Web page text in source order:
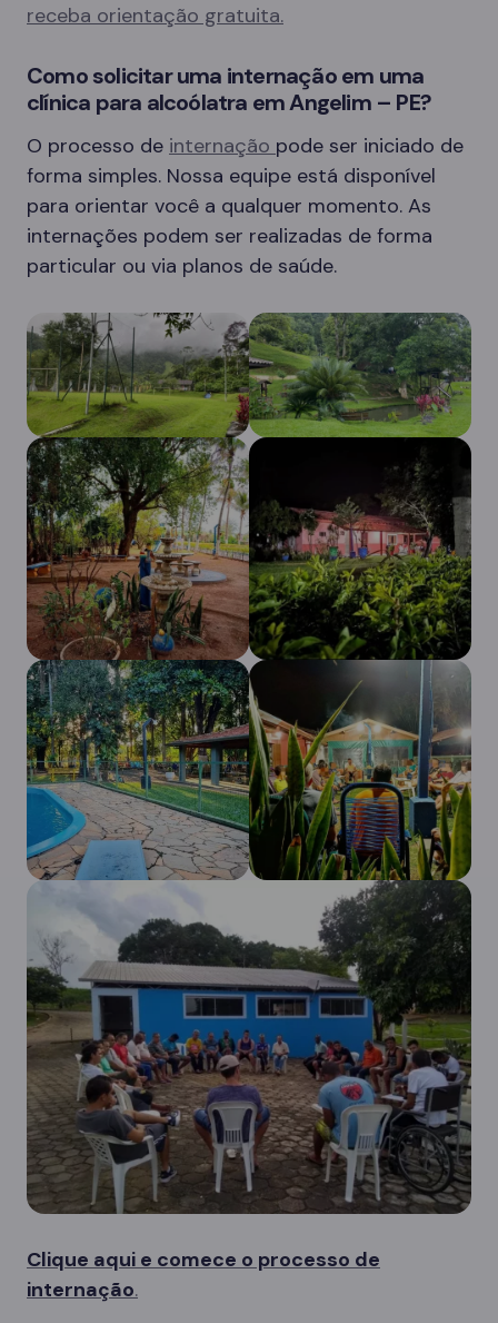
receba orientação gratuita.
Como solicitar uma internação em uma
clínica para alcoólatra em Angelim – PE?
O processo de internação pode ser iniciado de
forma simples. Nossa equipe está disponível
para orientar você a qualquer momento. As
internações podem ser realizadas de forma
particular ou via planos de saúde.
Clique aqui e comece o processo de
internação.